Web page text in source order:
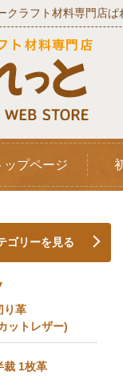
クラフト材料専門店
ップページ
ゴリーを見る
り革
ットレザー)
裁 1枚革